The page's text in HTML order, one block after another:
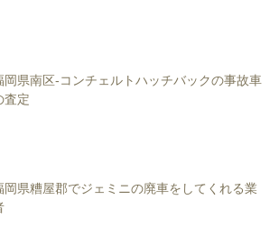
岡県南区-コンチェルトハッチバックの事故車
査定
岡県糟屋郡でジェミニの廃車をしてくれる業